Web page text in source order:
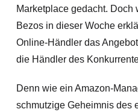
Marketplace gedacht. Doch
Bezos in dieser Woche
Online-Händler das
die Händler des
Denn wie ein Amazon-
schmutzige Geheimnis des